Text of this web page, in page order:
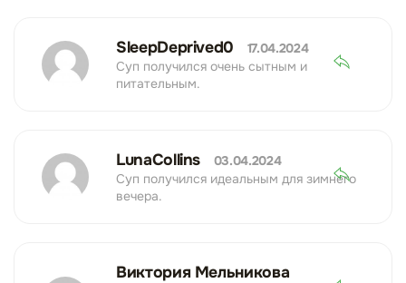
SleepDeprived0
17.04.2024
Суп получился очень сытным и
питательным.
LunaCollins
03.04.2024
Суп получился идеальным для зимнего
вечера.
Виктория Мельникова